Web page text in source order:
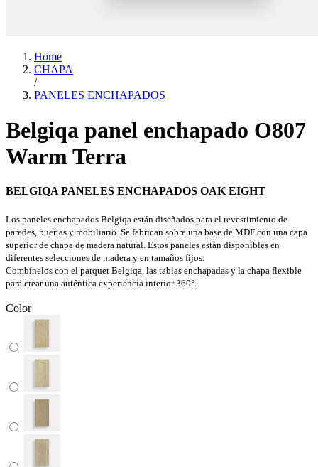
Home
CHAPA
/
PANELES ENCHAPADOS
Belgiqa panel enchapado O807
Warm Terra
BELGIQA PANELES ENCHAPADOS OAK EIGHT
Los paneles enchapados Belgiqa están diseñados para el revestimiento de
paredes, puertas y mobiliario. Se fabrican sobre una base de MDF con una capa
superior de chapa de madera natural. Estos paneles están disponibles en
diferentes selecciones de madera y en tamaños fijos.
Combínelos con el parquet Belgiqa, las tablas enchapadas y la chapa flexible
para crear una auténtica experiencia interior 360°.
Color